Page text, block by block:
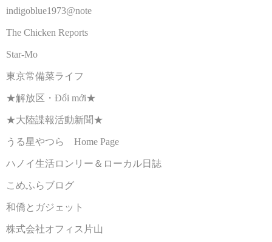
indigoblue1973@note
The Chicken Reports
Star-Mo
東京常備菜ライフ
★解放区・Đổi mới★
★大陸諜報活動新聞★
うる星やつら Home Page
ハノイ生活ロンリー＆ローカル日誌
こめふらブログ
和僑とガジェット
株式会社オフィス片山